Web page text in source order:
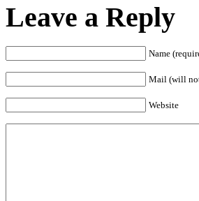
Leave a Reply
Name
Mail (will
Website